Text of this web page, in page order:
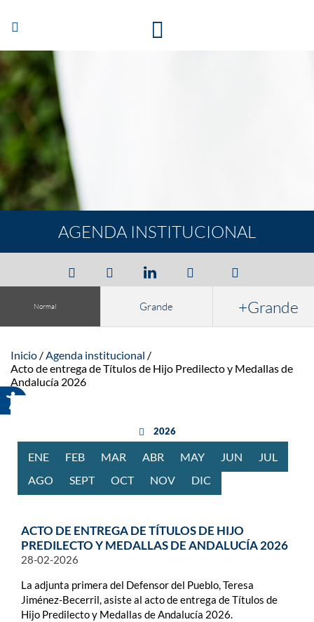
Abrir/Cerrar
navegación
AGENDA INSTITUCIONAL
Normal Grande +Grande
Inicio
Agenda institucional
Acto de entrega de Títulos de Hijo Predilecto y Medallas de
Andalucía 2026
año anterior
2026
ENE FEB REROMAR ABR BRILMAY JUN JUL
AGO STOSEPTIEMBRE
OCTUBRENOV IEMBRE
DIC
ACTO DE ENTREGA DE TÍTULOS DE HIJO
PREDILECTO Y MEDALLAS DE ANDALUCÍA 2026
28-02-2026
La adjunta primera del Defensor del Pueblo, Teresa
Jiménez-Becerril, asiste al acto de entrega de Títulos de
Hijo Predilecto y Medallas de Andalucía 2026.